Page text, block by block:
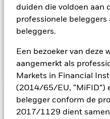
duiden die voldoen aan
professionele beleggers
beleggers.
Een bezoeker van deze
aangemerkt als
Markets in Financial
(2014/65/EU, “MiFID”)
belegger conform de
2017/1129 dient
Beleggingsdoel
Het Subfonds streeft voor
totaalrendement op hun
de FTSE EPRA/NAREIT
BELANGRIJKE
het rendement van